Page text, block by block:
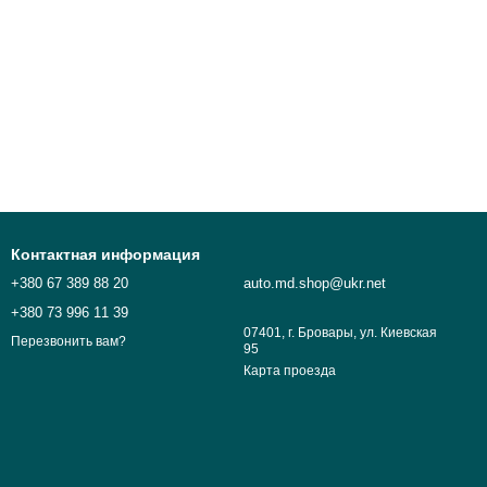
Контактная информация
+380 67 389 88 20
+380 73 996 11 39
Перезвонить вам?
auto.md.shop@ukr.net
07401, г. Бровары, ул. Киевская
95
Карта проезда